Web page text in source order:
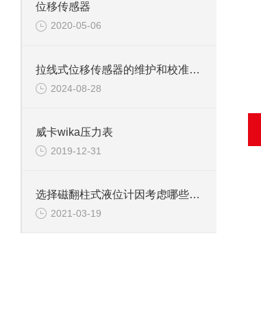
位移传感器
2020-05-06
拉线式位移传感器的维护和校准有哪些注意事项？
2024-08-28
威卡wika压力表
2019-12-31
选择磁翻柱式液位计因考虑哪些因素
2021-03-19